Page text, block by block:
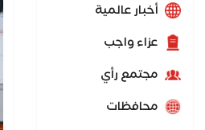
أخبار عالمية
عزاء واجب
مجتمع رأي
محافظات